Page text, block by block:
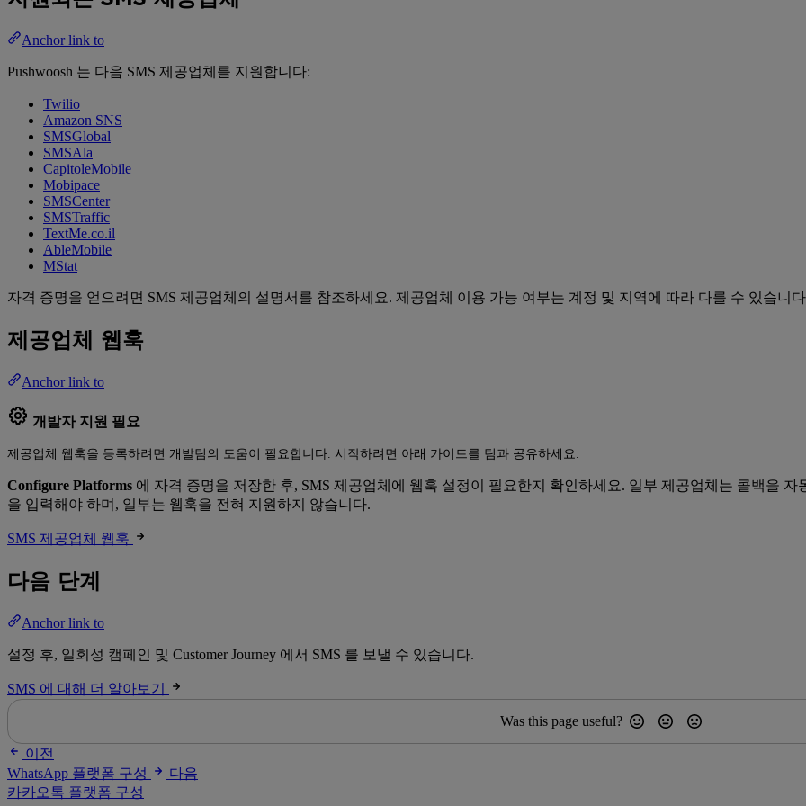
Anchor link to
Pushwoosh 는 다음 SMS 제공업체를 지원합니다:
Twilio
Amazon SNS
SMSGlobal
SMSAla
CapitoleMobile
Mobipace
SMSCenter
SMSTraffic
TextMe.co.il
AbleMobile
MStat
자격 증명을 얻으려면 SMS 제공업체의 설명서를 참조하세요. 제공업체 이용 가능 여부는 계정 및 지역에 따라 다를 수 있습니
제공업체 웹훅
Anchor link to
개발자 지원 필요
제공업체 웹훅을 등록하려면 개발팀의 도움이 필요합니다. 시작하려면 아래 가이드를 팀과 공유하세요.
Configure Platforms 에 자격 증명을 저장한 후, SMS 제공업체에 웹훅 설정이 필요한지 확인하세요. 일부 제공업체는 콜백을
을 입력해야 하며, 일부는 웹훅을 전혀 지원하지 않습니다.
SMS 제공업체 웹훅
다음 단계
Anchor link to
설정 후, 일회성 캠페인 및 Customer Journey 에서 SMS 를 보낼 수 있습니다.
SMS 에 대해 더 알아보기
Was this page useful?
이전
WhatsApp 플랫폼 구성
다음
카카오톡 플랫폼 구성